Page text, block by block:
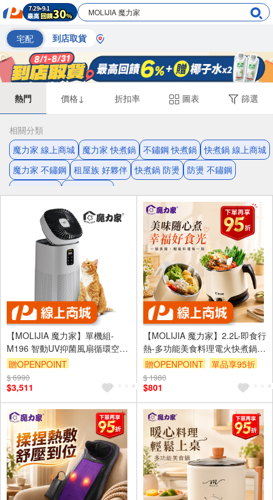
宅配 到店取貨
熱門 價格↓ 折扣率 圖表 篩選
相關分類
魔力家 線上商城
魔力家 快煮鍋 不鏽鋼 快煮鍋 快煮鍋 線上商城
魔力家 不鏽鋼 租屋族 好夥伴 快煮鍋 防燙
防燙 不鏽鋼
【MOLIJIA 魔力家】單機組-
M196 智動UV抑菌風扇循環空氣
清淨機-雲岩白
贈OPENPOINT
$ 6990
$3,511
【MOLIJIA 魔力家】2.2L-即食行
熱-多功能美食料理電火快煮鍋-
香檳金
贈OPENPOINT 單品享95折
$ 1980
$801